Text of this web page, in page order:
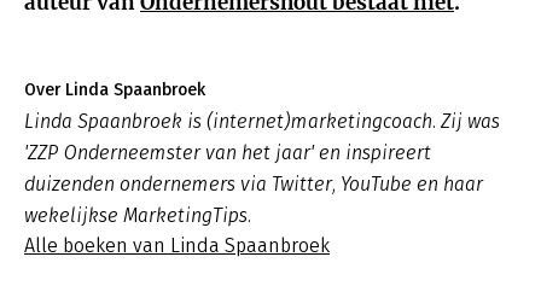
Over Linda Spaanbroek
Linda Spaanbroek is (internet)marketingcoach. Zij was
'ZZP Onderneemster van het jaar' en inspireert
duizenden ondernemers via Twitter, YouTube en haar
wekelijkse MarketingTips.
Alle boeken van Linda Spaanbroek